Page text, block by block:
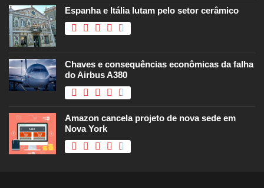
Espanha e Itália lutam pelo setor cerâmico
Chaves e consequências econômicas da falha
do Airbus A380
Amazon cancela projeto de nova sede em
Nova York